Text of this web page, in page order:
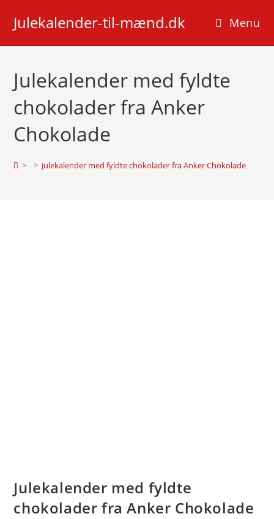
content
Julekalender-til-mænd.dk Menu
Julekalender med fyldte
chokolader fra Anker
Chokolade
> > Julekalender med fyldte chokolader fra Anker Chokolade
Julekalender med fyldte
chokolader fra Anker Chokolade